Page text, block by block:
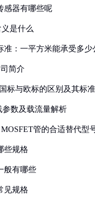
感器有哪些呢
是什么
准：一平方米能承受多少
简介
标与欧标的区别及其标
参数及载流量解析
MOSFET管的合适替代型
些规格
般有哪些
见规格